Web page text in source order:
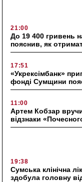
21:00
До 19 400 гривень
пояснив, як
17:51
«Укрексімбанк»
фонді Сумщини
11:00
Артем Кобзар
відзнаки
19:38
Сумська клінічна
здобула головну